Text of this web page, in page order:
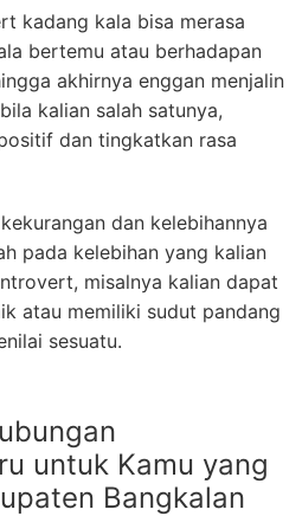
kadang kala bisa merasa
bertemu atau berhadapan
akhirnya enggan menjalin
kalian salah satunya,
dan tingkatkan rasa
dan kelebihannya
pada kelebihan yang kalian
misalnya kalian dapat
atau memiliki sudut pandang
sesuatu.
untuk Kamu yang
Bangkalan